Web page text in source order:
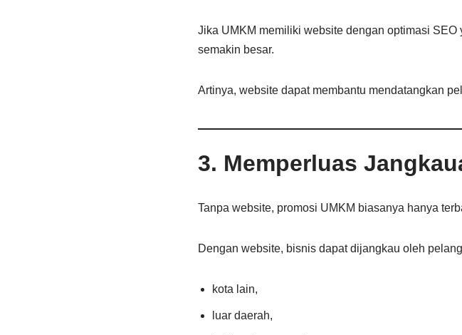
Jika UMKM memiliki website dengan optimasi
semakin besar.
Artinya, website dapat membantu mendatangkan
3. Memperluas
Tanpa website, promosi UMKM biasanya hanya
Dengan website, bisnis dapat dijangkau oleh
kota lain,
luar daerah,